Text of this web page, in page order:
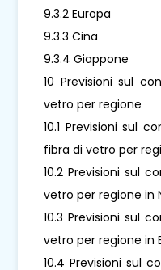
9.3.2 Europa
9.3.3 Cina
9.3.4 Giappone
10 Previsioni sul
vetro per regione
10.1 Previsioni sul
fibra di vetro per
10.2 Previsioni sul
vetro per regione in
10.3 Previsioni sul
vetro per regione in
10.4 Previsioni sul